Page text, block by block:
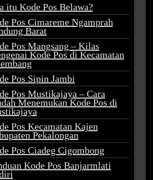
itu Kode Pos Belawa?
Pos Cimareme Ngamprah
Barat
Pos Mangsang – Kilas
Kode Pos di Kecamatan
Pos Sipin Jambi
Pos Mustikajaya – Cara
Menemukan Kode Pos di
Pos Kecamatan Kajen
Pekalongan
Pos Ciadeg Cigombong
Kode Pos Banjarmlati